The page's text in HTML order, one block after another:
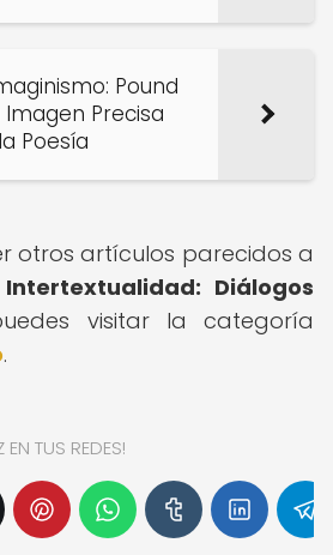
Pound
Imagen Precisa
Poesía
otros artículos parecidos a
Diálogos
visitar la categoría
.
TUS REDES!